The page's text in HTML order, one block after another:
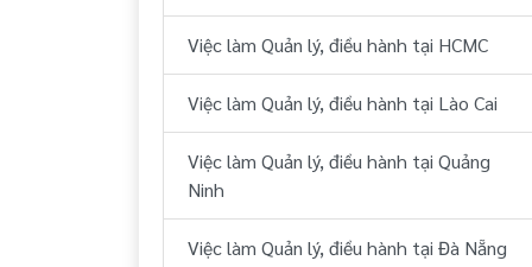
Việc làm Nhân viên tại Nước ngoài
Việc làm Quản lý, điều hành tại HCMC
Việc làm Quản lý, điều hành tại Lào Cai
Việc làm Quản lý, điều hành tại Quảng
Ninh
Việc làm Quản lý, điều hành tại Đà Nẵng